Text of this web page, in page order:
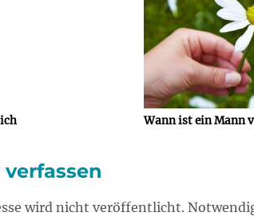
Wann ist ein Mann
wird nicht veröffentlicht.